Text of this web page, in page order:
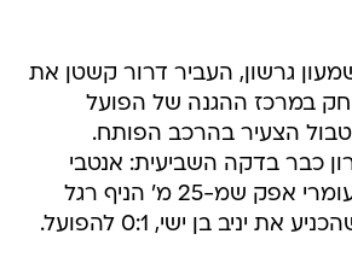
גרשון, העביר דרור קשטן את
במרכז ההגנה של הפועל
הצעיר בהרכב הפותח.
כבר בדקה השביעית: אנטבי
מסר כדור קצר לעומרי אפק שמ-25 מ' הניף רגל
יניב בן ישי, 0:1 להפועל.